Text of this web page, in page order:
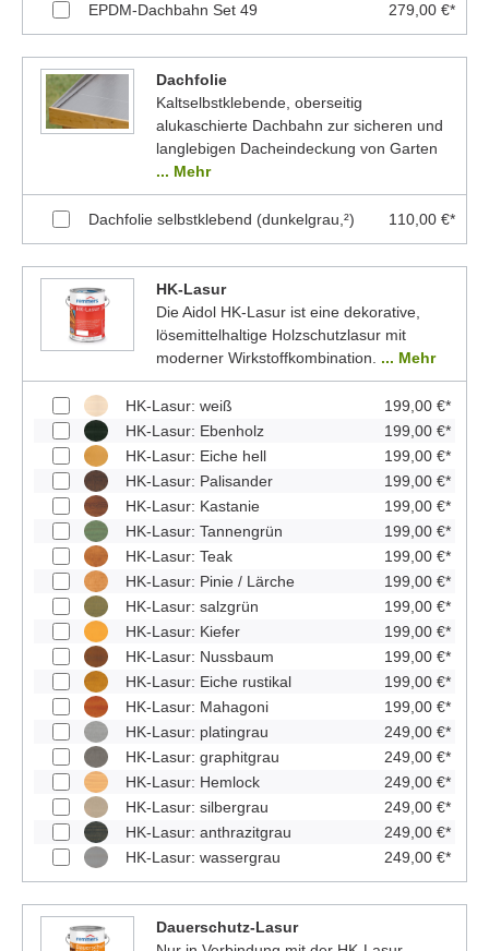
EPDM-Dachbahn Set 49 279,00 €*
Dachfolie
Kaltselbstklebende, oberseitig
alukaschierte Dachbahn zur sicheren und
langlebigen Dacheindeckung von Garten
... Mehr
Dachfolie selbstklebend (dunkelgrau,²) 110,00 €*
HK-Lasur
Die Aidol HK-Lasur ist eine dekorative,
lösemittelhaltige Holzschutzlasur mit
moderner Wirkstoffkombination. ... Mehr
HK-Lasur: weiß
199,00 €*
HK-Lasur: Ebenholz
199,00 €*
HK-Lasur: Eiche hell
199,00 €*
HK-Lasur: Palisander
199,00 €*
HK-Lasur: Kastanie
199,00 €*
HK-Lasur: Tannengrün
199,00 €*
HK-Lasur: Teak
199,00 €*
HK-Lasur: Pinie / Lärche
199,00 €*
HK-Lasur: salzgrün
199,00 €*
HK-Lasur: Kiefer
199,00 €*
HK-Lasur: Nussbaum
199,00 €*
HK-Lasur: Eiche rustikal
199,00 €*
HK-Lasur: Mahagoni
199,00 €*
HK-Lasur: platingrau
249,00 €*
HK-Lasur: graphitgrau
249,00 €*
HK-Lasur: Hemlock
249,00 €*
HK-Lasur: silbergrau
249,00 €*
HK-Lasur: anthrazitgrau
249,00 €*
HK-Lasur: wassergrau
249,00 €*
Dauerschutz-Lasur